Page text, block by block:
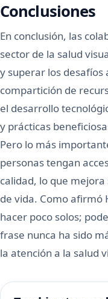
Conclusiones
En conclusión, las
sector de la salud
y superar los desafíos
compartición de
el desarrollo
y prácticas
Pero lo más
personas tengan
calidad, lo que
de vida. Como afirmó
hacer poco solos;
frase nunca ha sido
la atención a la salud